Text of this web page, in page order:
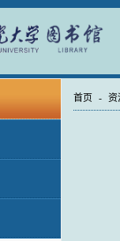
首页 - 资